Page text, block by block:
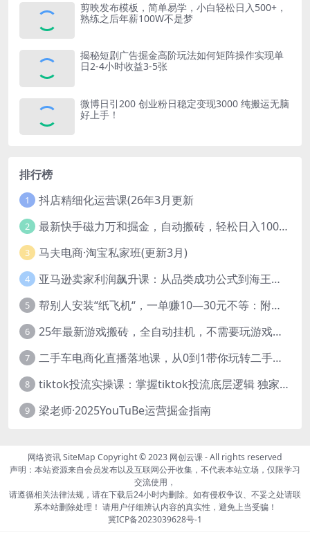
剪映发布模板，简单易学，小白轻松日入500+，
熟练之后年薪100W不是梦
揭秘短剧广告掘金高阶玩法如何矩阵操作实现单
日2-4小时收益3-5张
微博日引200 创业粉日稳定变现3000 纯搬运无脑
好上手！
排行榜
1 抖店精细化运营课(26年3月更新
2 最新快手磁力万和掘金，自动搬砖，轻松日入100-200，操作简单
3 马夫电商·淘宝私家班(更新3月)
4 亚马逊卖家利润飙升课：从品类成功公式到海王打法，让每个SKU都成爆款一路飙升(更新26年3月
5 帮别人安装“纸飞机“，一单赚10—30元不等：附：免费节点
6 25年最新游戏搬砖，全自动挂机，不需要玩游戏，单手机操作日入300+
7 二手车电商化直播落地课，从0到1带你玩转二手车直播
8 tiktok投流实操课：掌握tiktok投流底层逻辑 独家TK投流玩法
9 梁老师·2025YouTuBe运营掘金指南
网络资讯SiteMap Copyright © 2023 网创云课- All rights reserved
声明：本站资源来自会员发布以及互联网公开收集，不代表本站立场，仅限学习
交流使用，
请遵循相关法律法规，请在下载后24小时内删除。如有侵权争议、不妥之处请联
系本站删除处理！ 请用户仔细辨认内容的真实性，避免上当受骗！
冀ICP备2023039628号-1